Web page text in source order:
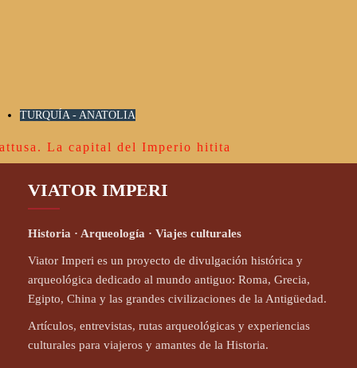
TURQUÍA - ANATOLIA
La capital del Imperio hitita
VIATOR IMPERI
Historia · Arqueología · Viajes culturales
Viator Imperi es un proyecto de divulgación histórica y
arqueológica dedicado al mundo antiguo: Roma, Grecia,
Egipto, China y las grandes civilizaciones de la Antigüedad.
Artículos, entrevistas, rutas arqueológicas y experiencias
culturales para viajeros y amantes de la Historia.